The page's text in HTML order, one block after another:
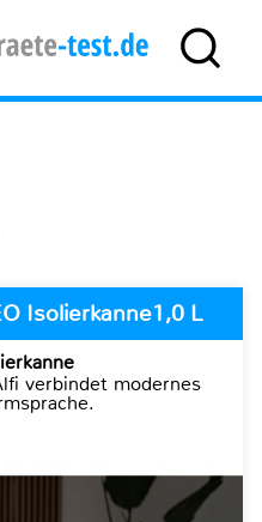
Isolierkanne1,0 L
verbindet modernes